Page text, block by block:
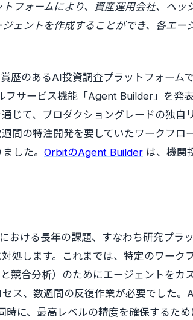
フォームにより、資産運用会社、ヘッ
ェントを作成することができ、各エー
歴のあるAI投資調査プラットフォーム
サービス機能「Agent Builder」を発
じて、プロダクショングレードの独自
間の特注開発を要していたワークフロ
した。 OrbitのAgent Builder は、機関
ける長年の課題、すなわち研究プラ
処します。これまでは、特定のワーク
競合分析）のためにエージェントをカ
ス、数週間の反復作業が必要でした。
に、最高レベルの精度を確保するた